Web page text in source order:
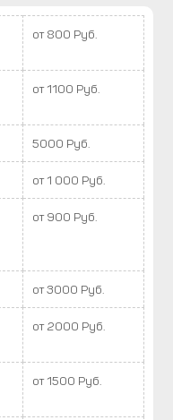
от 800 Руб.
от 1100 Руб.
5000 Руб.
от 1 000 Руб.
от 900 Руб.
от 3000 Руб.
от 2000 Руб.
от 1500 Руб.